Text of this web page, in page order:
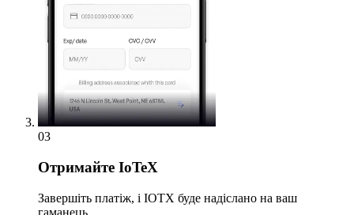
03
Отримайте IoTeX
Завершіть платіж, і IOTX буде надіслано на ваш
гаманець.